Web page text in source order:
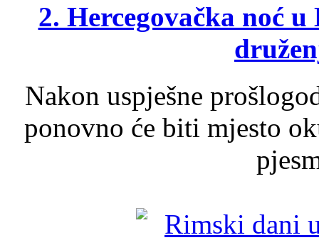
2. Hercegovačka noć
Nakon uspješne
ponovno će biti mjesto